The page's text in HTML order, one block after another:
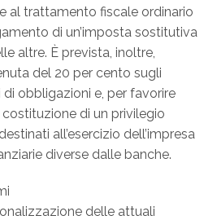
al trattamento fiscale ordinario
di un’imposta sostitutiva
altre. È prevista, inoltre,
del 20 per cento sugli
obbligazioni e, per favorire
costituzione di un privilegio
all’esercizio dell’impresa
diverse dalle banche.
delle attuali